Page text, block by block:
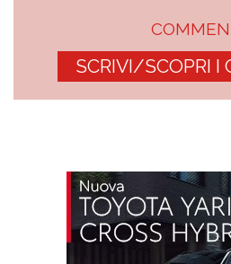
SCRIVI/SCOPRI I